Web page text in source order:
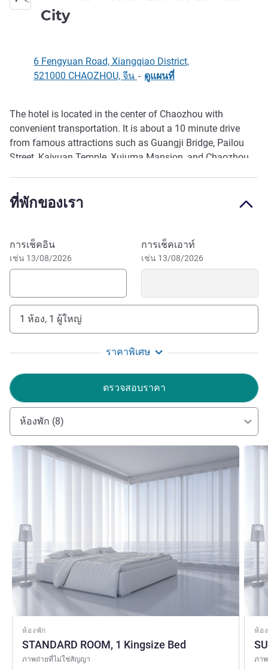
City
6 Fengyuan Road, Xiangqiao District,
521000 CHAOZHOU, จีน - ดูแผนที่
รายละเอียด
The hotel is located in the center of Chaozhou with
convenient transportation. It is about a 10 minute drive
from famous attractions such as Guangji Bridge, Pailou
Street, Kaiyuan Temple, Xujuma Mansion, and Chaozhou
diverse choices, making it the best place to stay in
ที่พักของเรา
จองโรงแรมนี้
การเช็คอิน
เช่น 13/08/2026
การเช็คเอาท์
เช่น 13/08/2026
1 ห้อง, 1 ผู้ใหญ่
ราคาพิเศษ
ตรวจสอบราคา
ห้องพัก (8)
ห้องพัก
STANDARD ROOM, 1 Kingsize Bed
ภาพถ่ายที่ไม่ใช่สัญญา
ดูรายละเอียด
ห้อ
ภา
ดูราย